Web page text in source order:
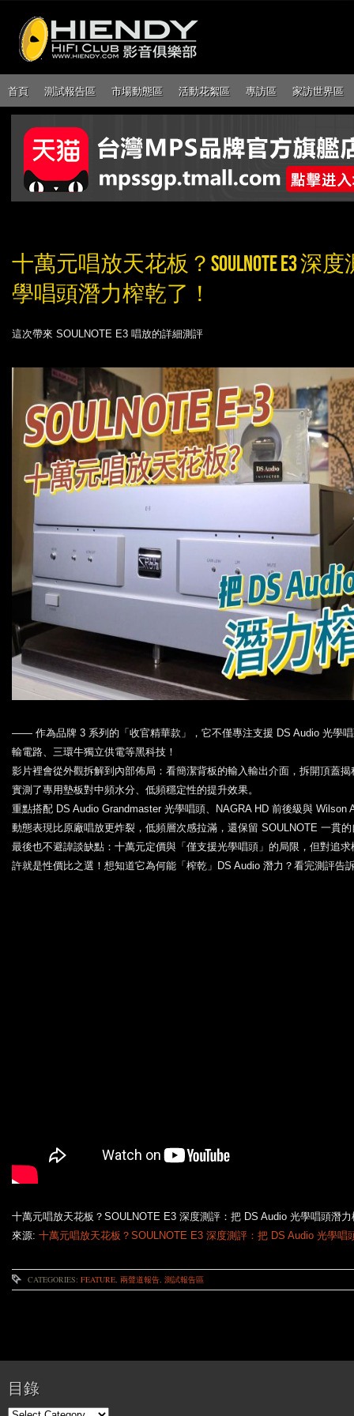
首頁 測試報告區 市場動態區 活動花絮區 專訪區 家訪世界區
十萬元唱放天花板？SOULNOTE E3 深度
學唱頭潛力榨乾了！
這次帶來 SOULNOTE E3 唱放的詳細測評
—— 作為品牌 3 系列的「收官精華款」，它不僅專注支援 DS Audio 光學
輸電路、三環牛獨立供電等黑科技！
影片裡會從外觀拆解到內部佈局：看簡潔背板的輸入輸出介面，拆開頂蓋
實測了專用墊板對中頻水分、低頻穩定性的提升效果。
重點搭配 DS Audio Grandmaster 光學唱頭、NAGRA HD 前後級與
動態表現比原廠唱放更炸裂，低頻層次感拉滿，還保留 SOULNOTE 一貫
最後也不避諱談缺點：十萬元定價與「僅支援光學唱頭」的局限，但對追
許就是性價比之選！想知道它為何能「榨乾」DS Audio 潛力？看完測評告
十萬元唱放天花板？SOULNOTE E3 深度測評：把 DS Audio 光學唱頭潛
來源: 十萬元唱放天花板？SOULNOTE E3 深度測評：把 DS Audio 光學唱
CATEGORIES: FEATURE, 兩聲道報告, 測試報告區
目錄
目